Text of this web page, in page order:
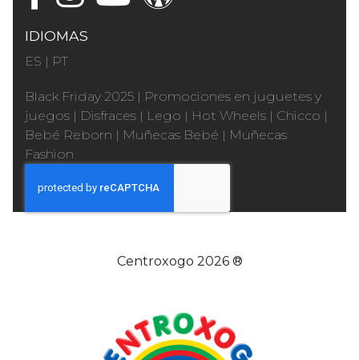
IDIOMAS
ES | PT
Black Friday 2025 | Promociones en juguetes y
juegos | Disfraces | Lego | Hot Wheels | Chicco |
Bebé Reborn | Muñecas Bebé | Muñecas
Fashion
Centroxogo 2026 ®